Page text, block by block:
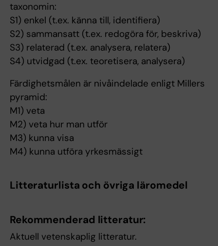
taxonomin:
S1) enkel (t.ex. känna till, identifiera)
S2) sammansatt (t.ex. redogöra för, beskriva)
S3) relaterad (t.ex. analysera, relatera)
S4) utvidgad (t.ex. teoretisera, analysera)
Färdighetsmålen är nivåindelade enligt Millers
pyramid:
M1) veta
M2) veta hur man utför
M3) kunna visa
M4) kunna utföra yrkesmässigt
Litteraturlista och övriga läromedel
Rekommenderad litteratur:
Aktuell vetenskaplig litteratur.